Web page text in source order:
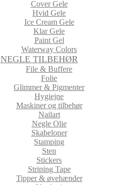
Cover Gele
Hvid Gele
Ice Cream Gele
Klar Gele
Paint Gel
Waterway Colors
NEGLE TILBEHØR
File & Buffere
Folie
Glimmer & Pigmenter
Hygiejne
Maskiner og tilbehør
Nailart
Negle Olie
Skabeloner
Stamping
Sten
Stickers
Striping Tape
Tipper & øvehænder